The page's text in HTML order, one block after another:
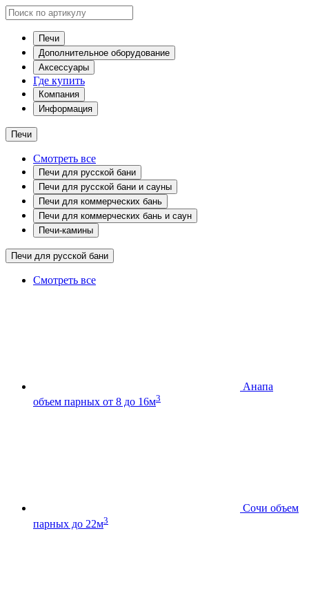
Печи
Дополнительное оборудование
Аксессуары
Где купить
Компания
Информация
Печи
Смотреть все
Печи для русской бани
Печи для русской бани и сауны
Печи для коммерческих бань
Печи для коммерческих бань и саун
Печи-камины
Печи для русской бани
Смотреть все
Анапа
объем парных от 8 до 16м3
Сочи объем
парных до 22м3